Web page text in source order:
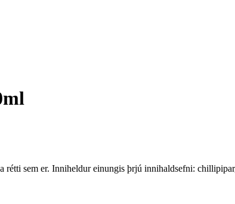
rétti sem er. Inniheldur einungis þrjú innihaldsefni: